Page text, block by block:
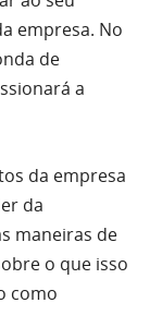
empresa. No
de
a
da empresa
da
maneiras de
o que isso
como